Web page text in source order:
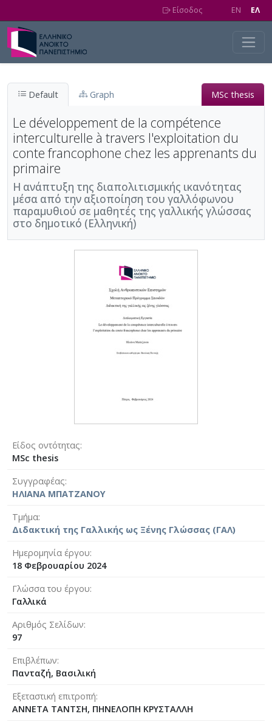
Είσοδος EN EΛ
Default Graph MSc thesis
Le développement de la compétence
interculturelle à travers l'exploitation du
conte francophone chez les apprenants du
primaire
Η ανάπτυξη της διαπολιτισμικής ικανότητας
μέσα από την αξιοποίηση του γαλλόφωνου
παραμυθιού σε μαθητές της γαλλικής γλώσσας
στο δημοτικό (Ελληνική)
Είδος οντότητας
MSc thesis
Συγγραφέας
ΗΛΙΑΝΑ ΜΠΑΤΖΑΝΟΥ
Τμήμα
Διδακτική της Γαλλικής ως Ξένης Γλώσσας (ΓΑΛ)
Ημερομηνία έργου
18 Φεβρουαρίου 2024
Γλώσσα του έργου
Γαλλικά
Αριθμός Σελίδων
97
Επιβλέπων
Πανταζή, Βασιλική
Εξεταστική επιτροπή
ΑΝΝΕΤΑ ΤΑΝΤΣΗ, ΠΗΝΕΛΟΠΗ ΚΡΥΣΤΑΛΛΗ